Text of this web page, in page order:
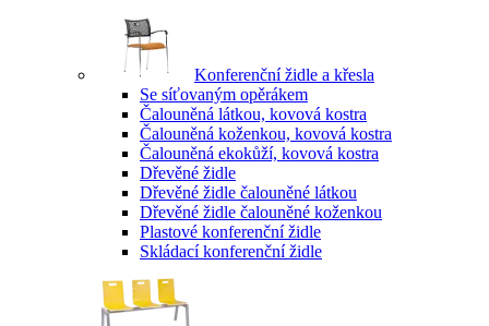
Konferenční židle a křesla
Se síťovaným opěrákem
Čalouněná látkou, kovová kostra
Čalouněná koženkou, kovová kostra
Čalouněná ekokůží, kovová kostra
Dřevěné židle
Dřevěné židle čalouněné látkou
Dřevěné židle čalouněné koženkou
Plastové konferenční židle
Skládací konferenční židle